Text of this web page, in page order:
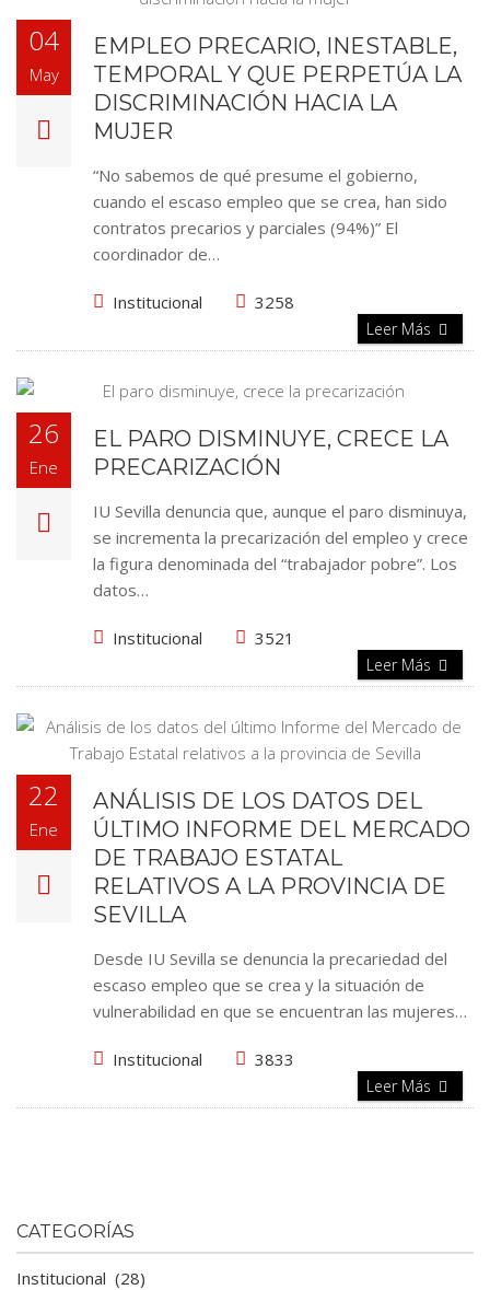
04
May
EMPLEO PRECARIO, INESTABLE,
TEMPORAL Y QUE PERPETÚA LA
DISCRIMINACIÓN HACIA LA
MUJER
“No sabemos de qué presume el gobierno,
cuando el escaso empleo que se crea, han sido
contratos precarios y parciales (94%)” El
coordinador de…
Institucional 3258
Leer Más
26
Ene
EL PARO DISMINUYE, CRECE LA
PRECARIZACIÓN
IU Sevilla denuncia que, aunque el paro disminuya,
se incrementa la precarización del empleo y crece
la figura denominada del “trabajador pobre”. Los
datos…
Institucional 3521
Leer Más
22
Ene
ANÁLISIS DE LOS DATOS DEL
ÚLTIMO INFORME DEL MERCADO
DE TRABAJO ESTATAL
RELATIVOS A LA PROVINCIA DE
SEVILLA
Desde IU Sevilla se denuncia la precariedad del
escaso empleo que se crea y la situación de
vulnerabilidad en que se encuentran las mujeres…
Institucional 3833
Leer Más
CATEGORÍAS
Institucional (28)